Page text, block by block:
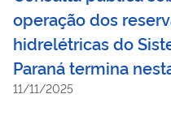
operação dos
hidrelétricas do
Paraná termina
11/11/2025